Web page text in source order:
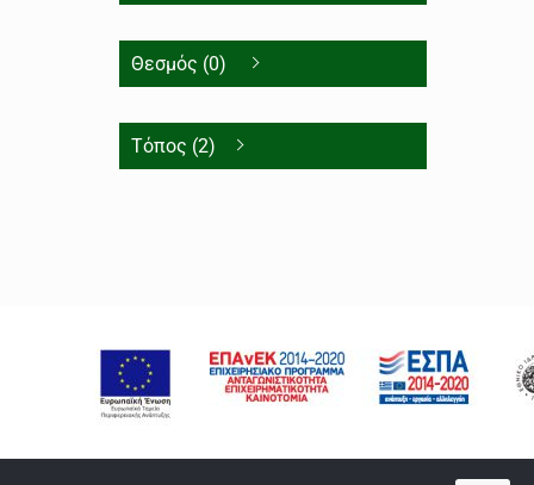
Θεσμός (0)
Τόπος (2)